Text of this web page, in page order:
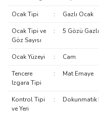
Ocak Tipi : Gazlı Ocak
Ocak Tipi ve
Göz Sayısı
: 5 Gözü
Ocak Yüzeyi : Cam
Tencere
Izgara Tipi
: Mat Emaye
Kontrol Tipi
ve Yeri
: Dokunmatik